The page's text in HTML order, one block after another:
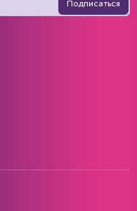
Подписаться